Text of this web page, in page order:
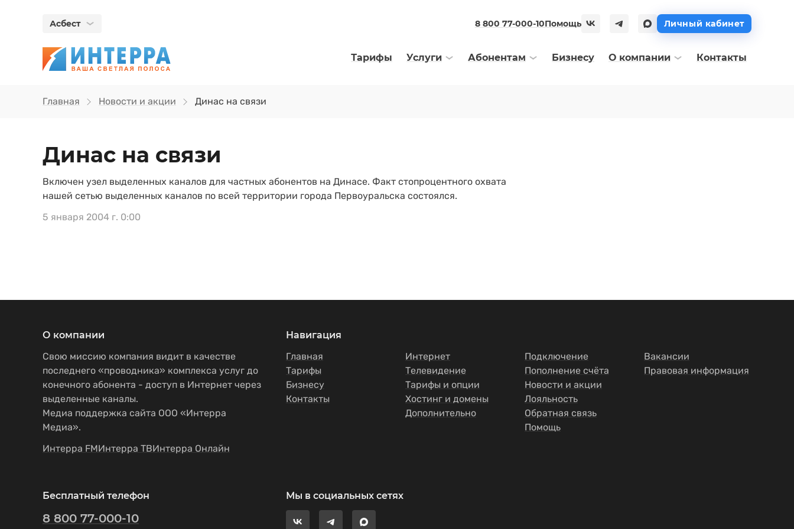
Асбест 8 800 77-000-10Помощь Личный кабинет
Тарифы Услуги Абонентам Бизнесу О компании Контакты
Главная Новости и акции Динас на связи
Динас на связи
Включен узел выделенных каналов для частных абонентов на Динасе. Факт стопроцентного охвата
нашей сетью выделенных каналов по всей территории города Первоуральска состоялся.
5 января 2004 г. 0:00
О компании
Свою миссию компания видит в качестве
последнего «проводника» комплекса услуг до
конечного абонента - доступ в Интернет через
выделенные каналы.
Медиа поддержка сайта ООО «Интерра
Медиа».
Интерра FMИнтерра ТВИнтерра Онлайн
Навигация
Главная
Тарифы
Бизнесу
Контакты
Интернет
Телевидение
Тарифы и опции
Хостинг и домены
Дополнительно
Подключение
Пополнение счёта
Новости и акции
Лояльность
Обратная связь
Помощь
Вакансии
Правовая информация
Бесплатный телефон
8 800 77-000-10
Мы в социальных сетях